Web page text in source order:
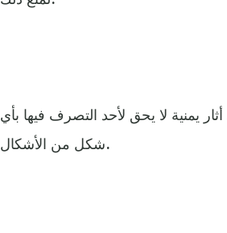
يمنية لا يحق لأحد التصرف فيها بأي
شكل من الأشكال.